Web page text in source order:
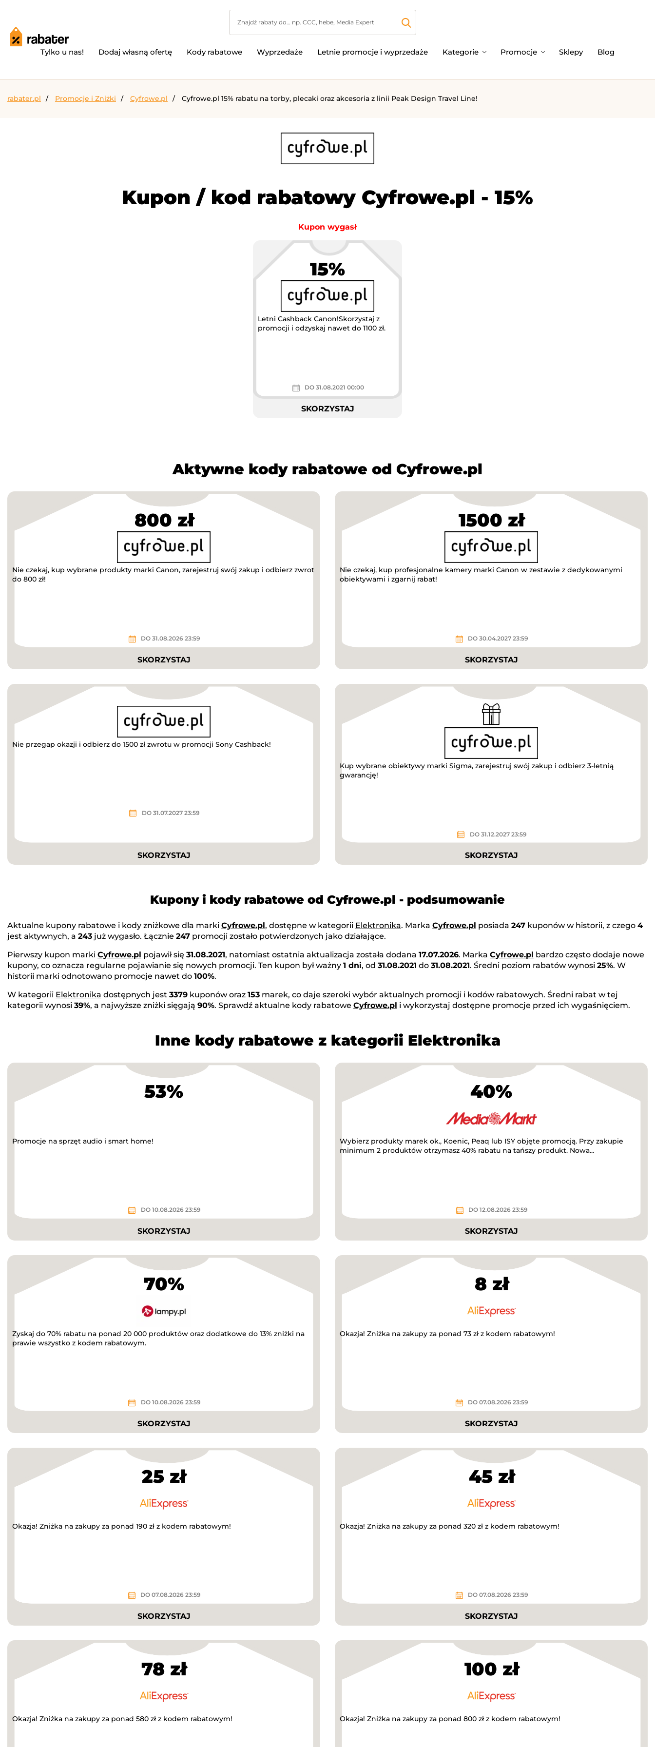
Tylko u nas! Dodaj własną ofertę Kody rabatowe Wyprzedaże Letnie promocje i wyprzedaże Kategorie Promocje Sklepy Blog
rabater.pl Promocje i Zniżki Cyfrowe.pl Cyfrowe.pl 15% rabatu na torby, plecaki oraz akcesoria z linii Peak Design Travel Line!
Kupon / kod rabatowy Cyfrowe.pl - 15%
Kupon wygasł
15%
Letni Cashback Canon!Skorzystaj z
promocji i odzyskaj nawet do 1100 zł.
DO 31.08.2021 00:00
SKORZYSTAJ
Aktywne kody rabatowe od Cyfrowe.pl
800 zł
Nie czekaj, kup wybrane produkty marki Canon, zarejestruj swój zakup i odbierz zwrot
do 800 zł!
DO 31.08.2026 23:59
SKORZYSTAJ
1500 zł
Nie czekaj, kup profesjonalne kamery marki Canon w zestawie z dedykowanymi
obiektywami i zgarnij rabat!
DO 30.04.2027 23:59
SKORZYSTAJ
Nie przegap okazji i odbierz do 1500 zł zwrotu w promocji Sony Cashback!
DO 31.07.2027 23:59
SKORZYSTAJ
Kup wybrane obiektywy marki Sigma, zarejestruj swój zakup i odbierz 3-letnią
gwarancję!
DO 31.12.2027 23:59
SKORZYSTAJ
Kupony i kody rabatowe od Cyfrowe.pl - podsumowanie
Aktualne kupony rabatowe i kody zniżkowe dla marki Cyfrowe.pl, dostępne w kategorii Elektronika. Marka Cyfrowe.pl posiada 247 kuponów w historii, z czego 4
jest aktywnych, a 243 już wygasło. Łącznie 247 promocji zostało potwierdzonych jako działające.
Pierwszy kupon marki Cyfrowe.pl pojawił się 31.08.2021, natomiast ostatnia aktualizacja została dodana 17.07.2026. Marka Cyfrowe.pl bardzo często dodaje nowe
kupony, co oznacza regularne pojawianie się nowych promocji. Ten kupon był ważny 1 dni, od 31.08.2021 do 31.08.2021. Średni poziom rabatów wynosi 25%. W
historii marki odnotowano promocje nawet do 100%.
W kategorii Elektronika dostępnych jest 3379 kuponów oraz 153 marek, co daje szeroki wybór aktualnych promocji i kodów rabatowych. Średni rabat w tej
kategorii wynosi 39%, a najwyższe zniżki sięgają 90%. Sprawdź aktualne kody rabatowe Cyfrowe.pl i wykorzystaj dostępne promocje przed ich wygaśnięciem.
Inne kody rabatowe z kategorii Elektronika
53%
Promocje na sprzęt audio i smart home!
DO 10.08.2026 23:59
SKORZYSTAJ
40%
Wybierz produkty marek ok., Koenic, Peaq lub ISY objęte promocją. Przy zakupie
minimum 2 produktów otrzymasz 40% rabatu na tańszy produkt. Nowa...
DO 12.08.2026 23:59
SKORZYSTAJ
70%
Zyskaj do 70% rabatu na ponad 20 000 produktów oraz dodatkowe do 13% zniżki na
prawie wszystko z kodem rabatowym.
DO 10.08.2026 23:59
SKORZYSTAJ
8 zł
Okazja! Zniżka na zakupy za ponad 73 zł z kodem rabatowym!
DO 07.08.2026 23:59
SKORZYSTAJ
25 zł
Okazja! Zniżka na zakupy za ponad 190 zł z kodem rabatowym!
DO 07.08.2026 23:59
SKORZYSTAJ
45 zł
Okazja! Zniżka na zakupy za ponad 320 zł z kodem rabatowym!
DO 07.08.2026 23:59
SKORZYSTAJ
78 zł
Okazja! Zniżka na zakupy za ponad 580 zł z kodem rabatowym!
100 zł
Okazja! Zniżka na zakupy za ponad 800 zł z kodem rabatowym!